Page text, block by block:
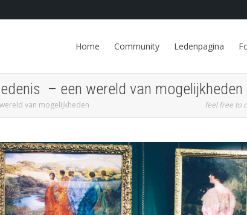
Home Community Ledenpagina
– een wereld van mogelijkheden
van mogelijkheden feel free to